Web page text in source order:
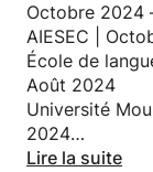
Octobre 2024
AIESEC |
École de
Août 2024
Université
2024
Association
Lire la suite